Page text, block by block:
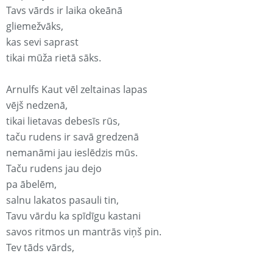
Tavs vārds ir laika okeānā
gliemežvāks,
kas sevi saprast
tikai mūža rietā sāks.
Arnulfs Kaut vēl zeltainas lapas
vējš nedzenā,
tikai lietavas debesīs rūs,
taču rudens ir savā gredzenā
nemanāmi jau ieslēdzis mūs.
Taču rudens jau dejo
pa ābelēm,
salnu lakatos pasauli tin,
Tavu vārdu ka spīdīgu kastani
savos ritmos un mantrās viņš pin.
Tev tāds vārds,